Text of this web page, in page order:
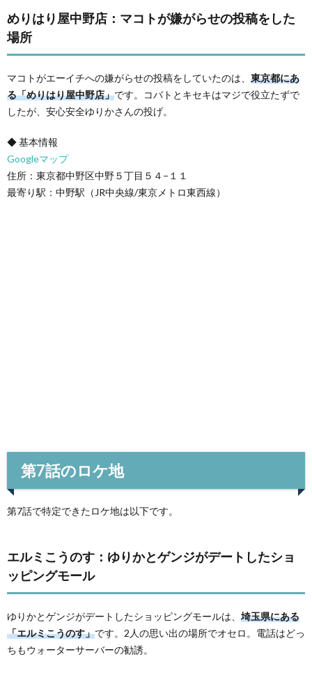
めりはり屋中野店：マコトが嫌がらせの投稿をした
場所
マコトがエーイチへの嫌がらせの投稿をしていたのは、 東京都にあ
る「めりはり屋中野店」です。コバトとキセキはマジで役立たずで
したが、安心安全ゆりかさんの投げ。
◆ 基本情報
Googleマップ
住所：東京都中野区中野５丁目５４−１１
最寄り駅：中野駅（JR中央線/東京メトロ東西線）
第7話のロケ地
第7話で特定できたロケ地は以下です。
エルミこうのす：ゆりかとゲンジがデートしたショ
ッピングモール
ゆりかとゲンジがデートしたショッピングモールは、 埼玉県にある
「エルミこうのす」です。2人の思い出の場所でオセロ。電話はどっ
ちもウォーターサーバーの勧誘。